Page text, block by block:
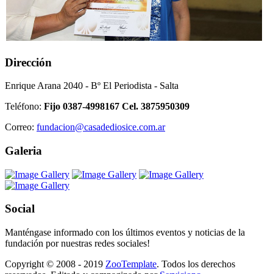
Dirección
Enrique Arana 2040 - Bº El Periodista - Salta
Teléfono: Fijo 0387-4998167 Cel. 3875950309
Correo: fundacion@casadediosice.com.ar
Galeria
Social
Manténgase informado con los últimos eventos y noticias de la
fundación por nuestras redes sociales!
Copyright © 2008 - 2019 ZooTemplate. Todos los derechos